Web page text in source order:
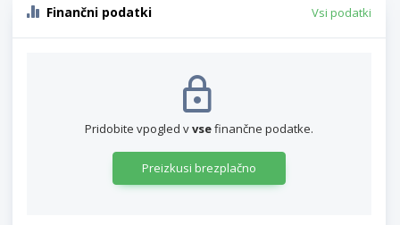
Finančni podatki Vsi podatki
Pridobite vpogled vvsefinančne podatke.
Preizkusi brezplačno